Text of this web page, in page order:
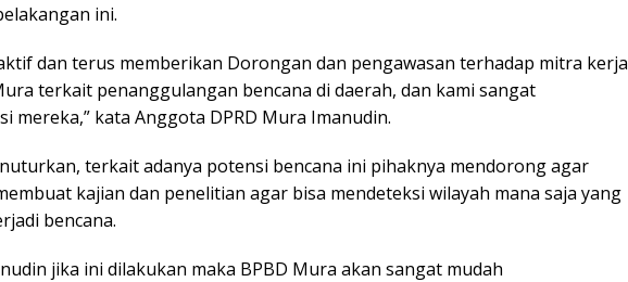
ini.
dan terus memberikan Dorongan dan pengawasan terhadap mitra kerja
terkait penanggulangan bencana di daerah, dan kami sangat
mereka,” kata Anggota DPRD Mura Imanudin.
terkait adanya potensi bencana ini pihaknya mendorong agar
kajian dan penelitian agar bisa mendeteksi wilayah mana saja yang
bencana.
jika ini dilakukan maka BPBD Mura akan sangat mudah